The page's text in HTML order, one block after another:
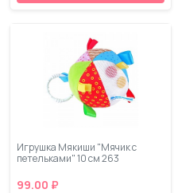
Игрушка Мякиши "Мячик с
петельками" 10 см 263
99.00 ₽